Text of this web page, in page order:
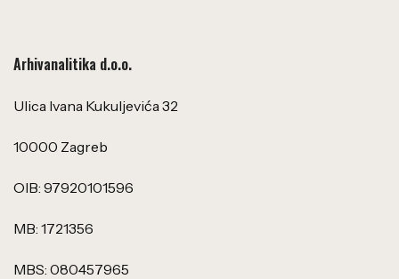
Arhivanalitika d.o.o.
Ulica Ivana Kukuljevića 32
10000 Zagreb
OIB: 97920101596
MB: 1721356
MBS: 080457965